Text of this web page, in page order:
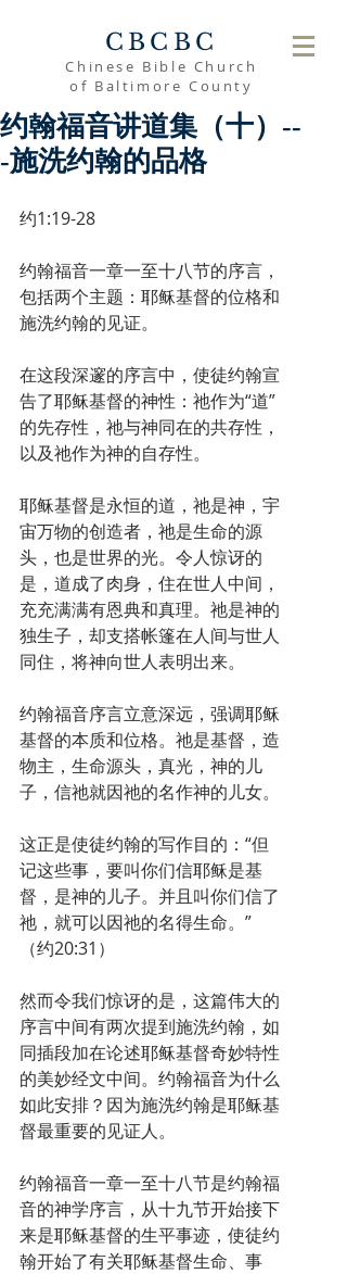
CBCBC
Chinese Bible Church
of Baltimore County
约翰福音讲道集（十）--
-施洗约翰的品格
约1:19-28
约翰福音一章一至十八节的序言，
包括两个主题：耶稣基督的位格和
施洗约翰的见证。
在这段深邃的序言中，使徒约翰宣
告了耶稣基督的神性：祂作为“道”
的先存性，祂与神同在的共存性，
以及祂作为神的自存性。
耶稣基督是永恒的道，祂是神，宇
宙万物的创造者，祂是生命的源
头，也是世界的光。令人惊讶的
是，道成了肉身，住在世人中间，
充充满满有恩典和真理。祂是神的
独生子，却支搭帐篷在人间与世人
同住，将神向世人表明出来。
约翰福音序言立意深远，强调耶稣
基督的本质和位格。祂是基督，造
物主，生命源头，真光，神的儿
子，信祂就因祂的名作神的儿女。
这正是使徒约翰的写作目的：“但
记这些事，要叫你们信耶稣是基
督，是神的儿子。并且叫你们信了
祂，就可以因祂的名得生命。”
（约20:31）
然而令我们惊讶的是，这篇伟大的
序言中间有两次提到施洗约翰，如
同插段加在论述耶稣基督奇妙特性
的美妙经文中间。约翰福音为什么
如此安排？因为施洗约翰是耶稣基
督最重要的见证人。
约翰福音一章一至十八节是约翰福
音的神学序言，从十九节开始接下
来是耶稣基督的生平事迹，使徒约
翰开始了有关耶稣基督生命、事